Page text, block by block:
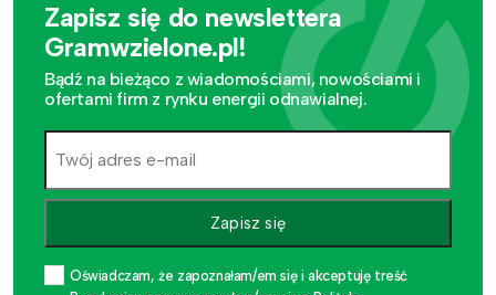
Zapisz się do newslettera
Gramwzielone.pl!
Bądź na bieżąco z wiadomościami, nowościami i
ofertami firm z rynku energii odnawialnej.
Zapisz się
Oświadczam, że zapoznałam/em się i akceptuję treść